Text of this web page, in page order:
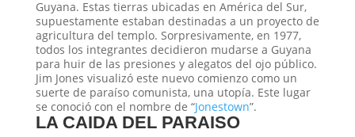
Guyana. Estas tierras ubicadas en América del Sur,
supuestamente estaban destinadas a un proyecto de
agricultura del templo. Sorpresivamente, en 1977,
todos los integrantes decidieron mudarse a Guyana
para huir de las presiones y alegatos del ojo público.
Jim Jones visualizó este nuevo comienzo como un
suerte de paraíso comunista, una utopía. Este lugar
se conoció con el nombre de “Jonestown”.
LA CAIDA DEL PARAISO